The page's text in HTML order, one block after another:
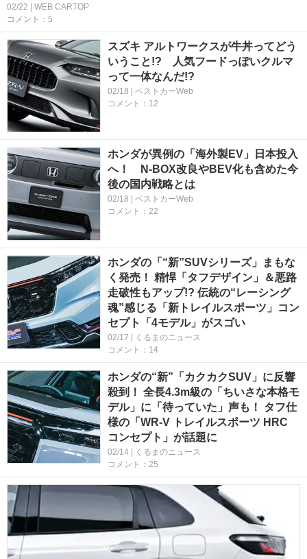
02/22 | WEB CARTOP
コメント：5
スズキ アルトワークスが牛丼ってどう
いうこと!? 人気フードっぽいクルマ
って一体なんだ!?
02/18 | ベストカーWeb
コメント：12
ホンダが異例の「海外製EV」日本投入
へ！ N-BOX改良やBEV化も含めた今
後の国内戦略とは
02/18 | ベストカーWeb
コメント：22
ホンダの「“新”SUVシリーズ」まもな
く発売！ 精悍「タフデザイン」＆悪路
走破性もアップ!? 伝統の“レーシング
魂”感じる「新トレイルスポーツ」コン
セプト「4モデル」がスゴい
02/17 | くるまのニュース
コメント：14
ホンダの“新”「カクカクSUV」に反響
殺到！ 全長4.3m級の「ちいさな本格モ
デル」に「待っていた」声も！ タフ仕
様の「WR-V トレイルスポーツ HRC
コンセプト」が話題に
02/14 | くるまのニュース
コメント：25